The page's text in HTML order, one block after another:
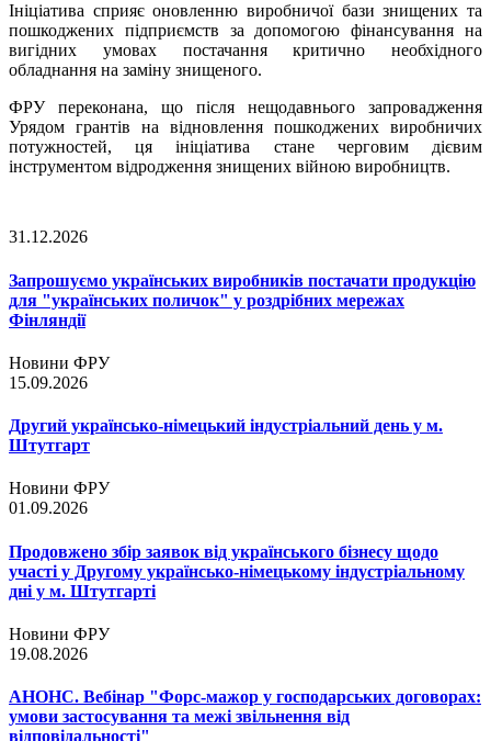
Ініціатива сприяє оновленню виробничої бази знищених та
пошкоджених підприємств за допомогою фінансування на
вигідних умовах постачання критично необхідного
обладнання на заміну знищеного.
ФРУ переконана, що після нещодавнього запровадження
Урядом грантів на відновлення пошкоджених виробничих
потужностей, ця ініціатива стане черговим дієвим
інструментом відродження знищених війною виробництв.
31.12.2026
Запрошуємо українських виробників постачати продукцію
для "українських поличок" у роздрібних мережах
Фінляндії
Новини ФРУ
15.09.2026
Другий українсько-німецький індустріальний день у м.
Штутгарт
Новини ФРУ
01.09.2026
Продовжено збір заявок від українського бізнесу щодо
участі у Другому українсько-німецькому індустріальному
дні у м. Штутгарті
Новини ФРУ
19.08.2026
АНОНС. Вебінар "Форс-мажор у господарських договорах:
умови застосування та межі звільнення від
відповідальності"